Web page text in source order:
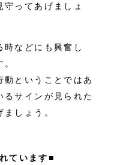
ってあげましょ
時などにも興奮し
動ということではあ
るサインが見られた
しょう。
ています■